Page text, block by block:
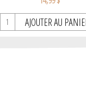
AJOUTER AU